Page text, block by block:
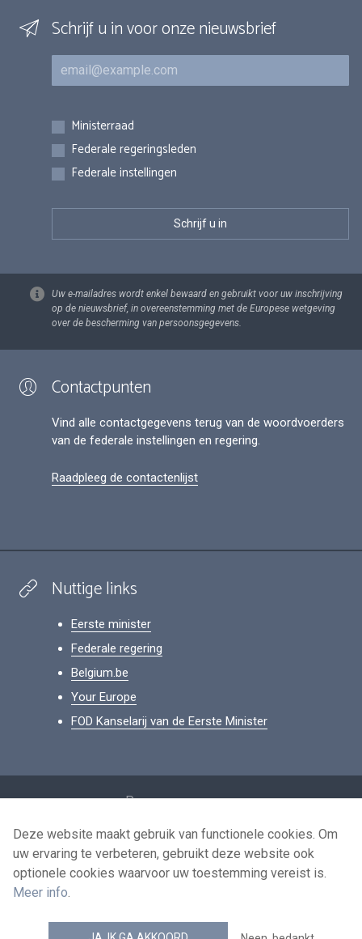
Schrijf u in voor onze nieuwsbrief
E-mail
Inschrijvingen
Ministerraad
Federale regeringsleden
Federale instellingen
Uw e-mailadres wordt enkel bewaard en gebruikt voor uw inschrijving
op de nieuwsbrief, in overeenstemming met de Europese wetgeving
over de bescherming van persoonsgegevens.
Contactpunten
Vind alle contactgegevens terug van de woordvoerders
van de federale instellingen en regering.
Raadpleeg de contactenlijst
Nuttige links
Eerste minister
Federale regering
Belgium.be
Your Europe
FOD Kanselarij van de Eerste Minister
Persoonsgegevens
Voorwaarden voor het hergebruik
Contacteer ons
news.belgium RSS feed
Deze website maakt gebruik van functionele cookies. Om
uw ervaring te verbeteren, gebruikt deze website ook
optionele cookies waarvoor uw toestemming vereist is.
Meer info.